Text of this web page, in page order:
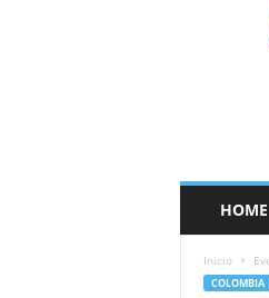
a
HOME
Inicio
COLOMBIA